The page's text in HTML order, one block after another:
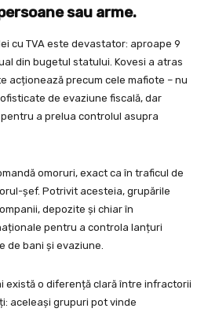
sau arme.
cu TVA este devastator: aproape 9
din bugetul statului. Kovesi a atras
acționează precum cele mafiote – nu
de evaziune fiscală, dar
a prelua controlul asupra
omoruri, exact ca în traficul de
șef. Potrivit acesteia, grupările
depozite și chiar în
pentru a controla lanțuri
de bani și evaziune.
există o diferență clară între infractorii
aceleași grupuri pot vinde